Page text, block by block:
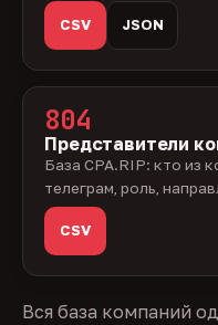
CSV JSON
804
Представители
База CPA.RIP: кто из
телеграм, роль,
CSV
Вся база компаний